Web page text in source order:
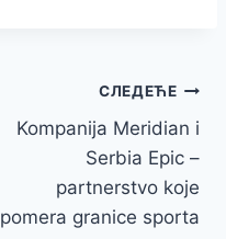
СЛЕДЕЋЕ
Kompanija Meridian i
Serbia Epic –
partnerstvo koje
pomera granice sporta